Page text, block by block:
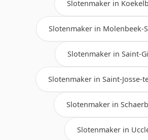
Slotenmaker in
Slotenmaker in Molenbeek-
Slotenmaker in Saint-
Slotenmaker in Saint-Josse-
Slotenmaker in
Slotenmaker in